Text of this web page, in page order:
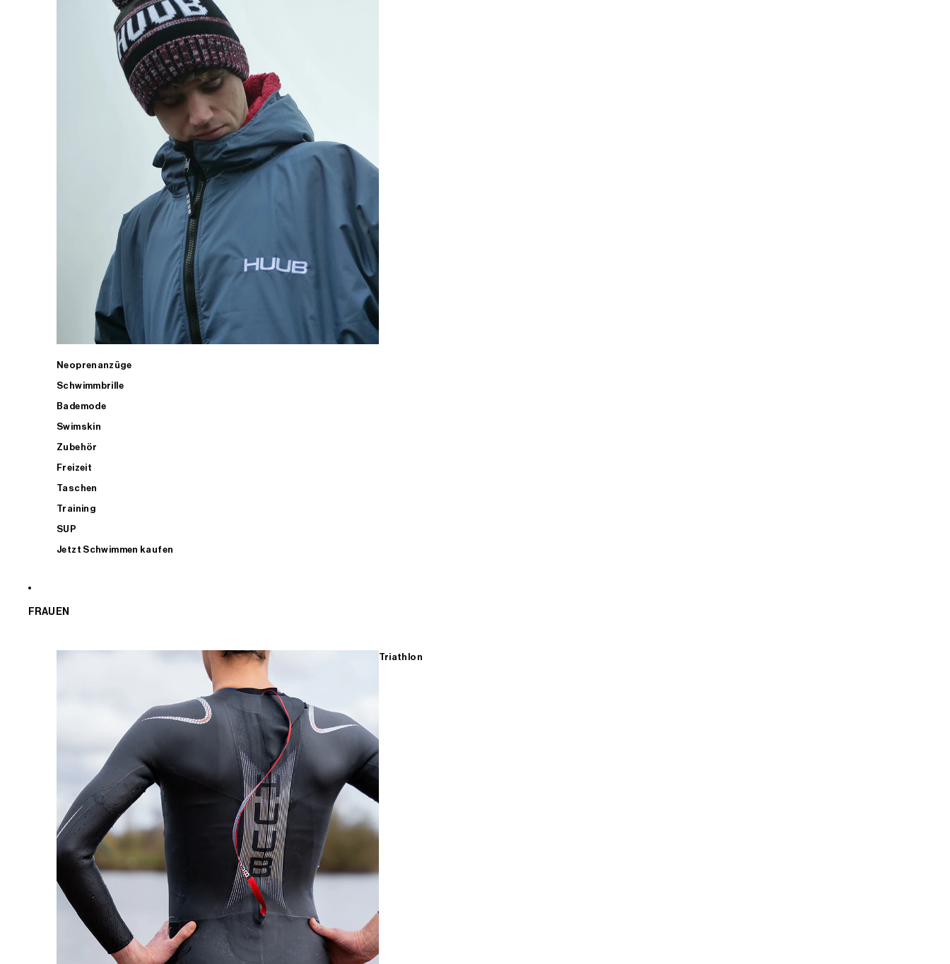
Neoprenanzüge
Schwimmbrille
Bademode
Swimskin
Zubehör
Freizeit
Taschen
Training
SUP
Jetzt Schwimmen kaufen
FRAUEN
Triathlon